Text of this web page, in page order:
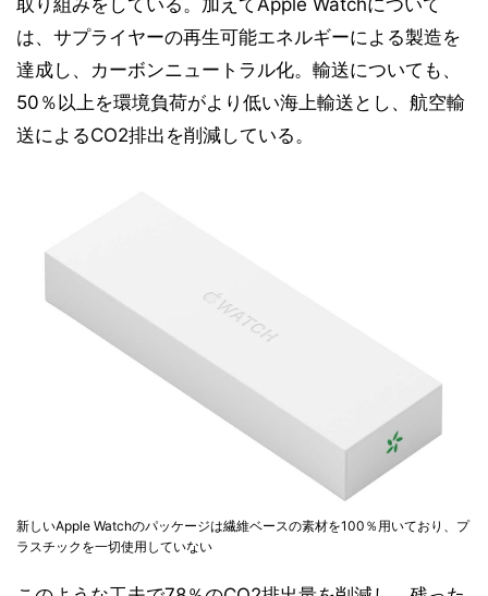
は、サプライヤーの再生可能エネルギーによる製造を
達成し、カーボンニュートラル化。輸送についても、
50％以上を環境負荷がより低い海上輸送とし、航空輸
送によるCO2排出を削減している。
新しいApple Watchのパッケージは繊維ベースの素材を100％用いており、プ
ラスチックを一切使用していない